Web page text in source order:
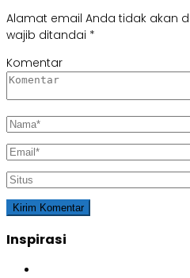
Alamat email Anda tidak akan
wajib ditandai *
Komentar
Inspirasi